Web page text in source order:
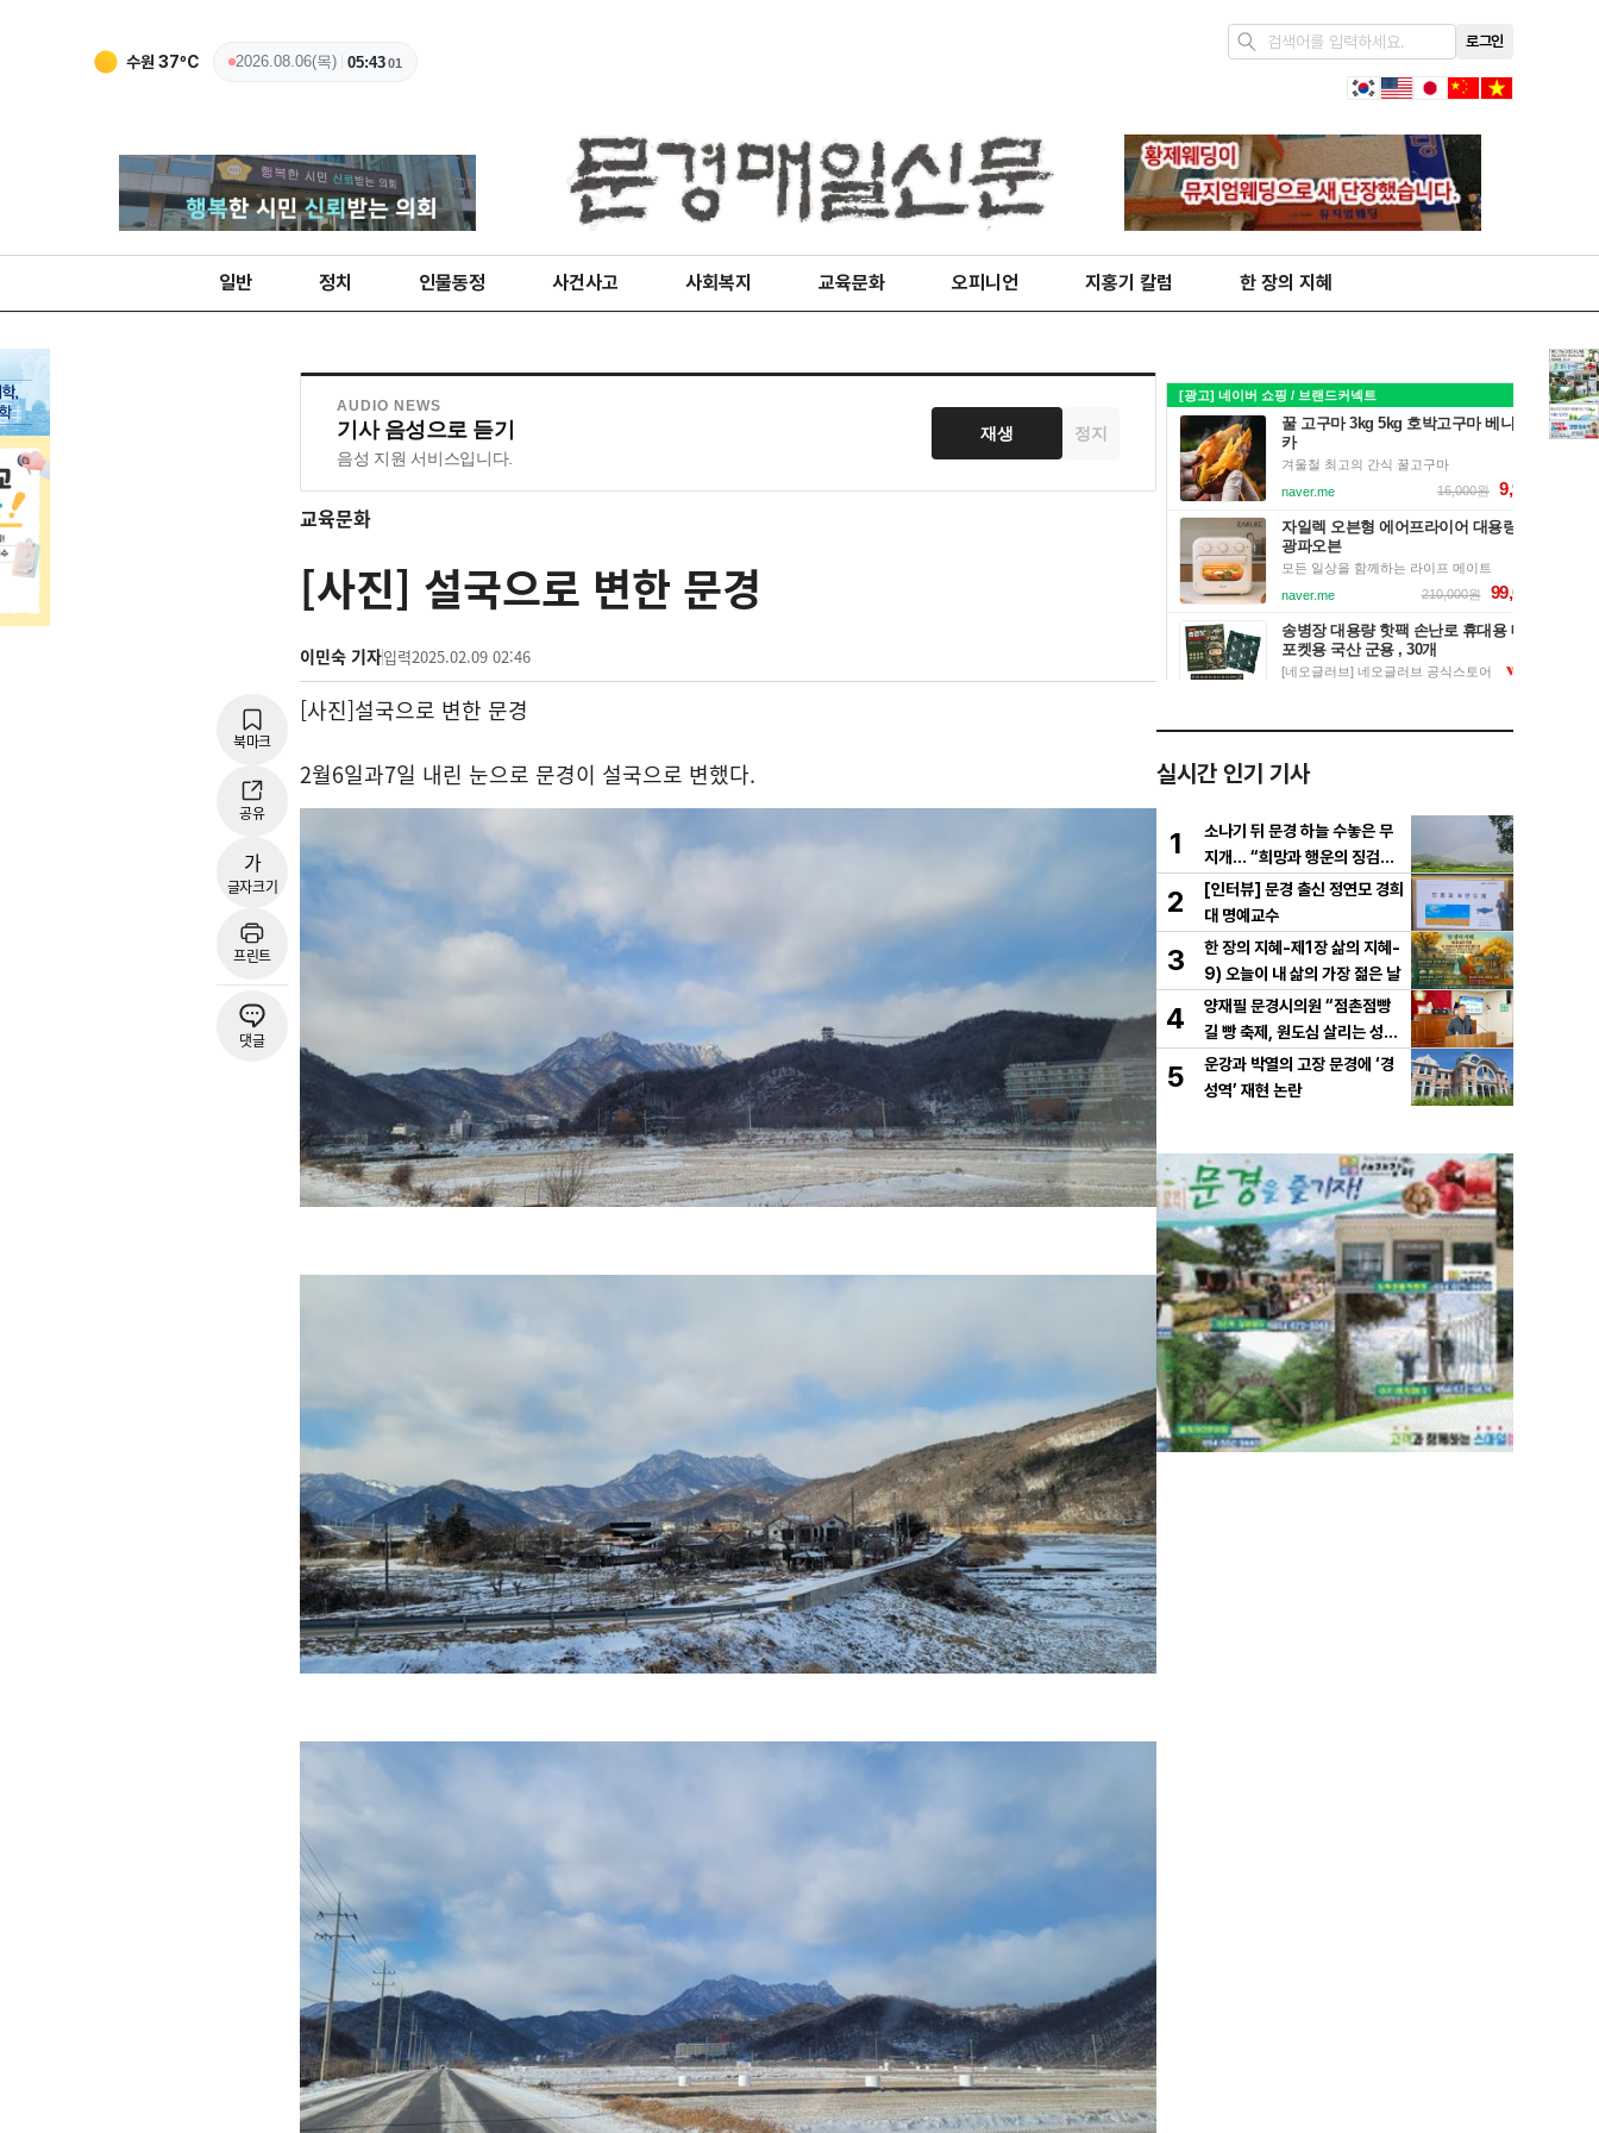
수원 37ºC 2026.08.06(목) 05:4302
로그인
일반 정치 인물동정 사건사고 사회복지 교육문화 오피니언 지홍기 칼럼 한 장의 지혜
AUDIO NEWS
기사 음성으로 듣기
음성 지원 서비스입니다.
재생 정지
교육문화
[사진] 설국으로 변한 문경
이민숙 기자입력2025.02.09 02:46
북마크
공유
가
글자크기
프린트
댓글
[사진]설국으로 변한 문경
2월6일과7일 내린 눈으로 문경이 설국으로 변했다. 실시간 인기 기사
1
소나기 뒤 문경 하늘 수놓은 무
지개… “희망과 행운의 징검다
리”
2
[인터뷰] 문경 출신 정연모 경희
대 명예교수
3
한 장의 지혜-제1장 삶의 지혜-
9) 오늘이 내 삶의 가장 젊은 날
4
양재필 문경시의원 “점촌점빵
길 빵 축제, 원도심 살리는 성장
전략으로 키워야”
5
운강과 박열의 고장 문경에 ‘경
성역’ 재현 논란